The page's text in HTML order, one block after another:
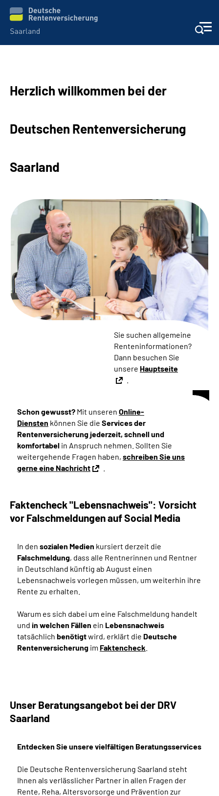
Services
Karriere
Über uns
Online-Services
Inhalte in Gebärdensprache (DGS)
Leichte Sprache
Suche
Mein Kundenportal
Herzlich willkommen bei der
Deutschen Rentenversicherung
Saarland
Schon gewusst? Mit unseren Online-
Diensten können Sie die Services der
Rentenversicherung jederzeit, schnell und
komfortabel in Anspruch nehmen. Sollten Sie
weitergehende Fragen haben, schreiben Sie uns
gerne eine Nachricht
Sie suchen allgemeine
Renteninformationen?
Dann besuchen Sie
unsere Hauptseite
Faktencheck "Lebensnachweis": Vorsicht
vor Falschmeldungen auf Social Media
In den sozialen Medien kursiert derzeit die
Falschmeldung, dass alle Rentnerinnen und Rentner
in Deutschland künftig ab August einen
Lebensnachweis vorlegen müssen, um weiterhin ihre
Rente zu erhalten.
Warum es sich dabei um eine Falschmeldung handelt
und in welchen Fällen ein Lebensnachweis
tatsächlich benötigtwird, erklärt die Deutsche
Rentenversicherung im Faktencheck
Unser Beratungsangebot bei der DRV
Saarland
Entdecken Sie unsere vielfältigen Beratungsservices
Die Deutsche Rentenversicherung Saarland steht
Ihnen als verlässlicher Partner in allen Fragen der
Rente, Reha, Altersvorsorge und Prävention zur